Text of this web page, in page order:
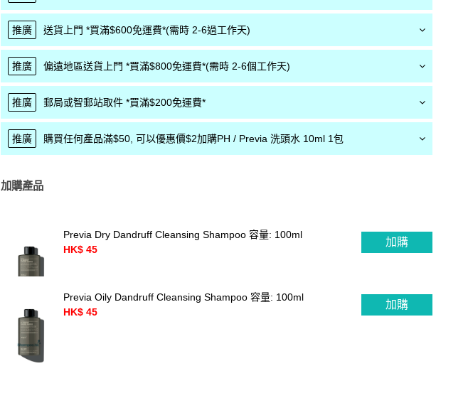
推廣 送貨上門 *買滿$600免運費*(需時 2-6過工作天)
推廣 偏遠地區送貨上門 *買滿$800免運費*(需時 2-6個工作天)
推廣 郵局或智郵站取件 *買滿$200免運費*
推廣 購買任何產品滿$50, 可以優惠價$2加購PH / Previa 洗頭水 10ml 1包
加購產品
Previa Dry Dandruff Cleansing Shampoo 容量: 100ml
HK$ 45
加購
Previa Oily Dandruff Cleansing Shampoo 容量: 100ml
HK$ 45
加購